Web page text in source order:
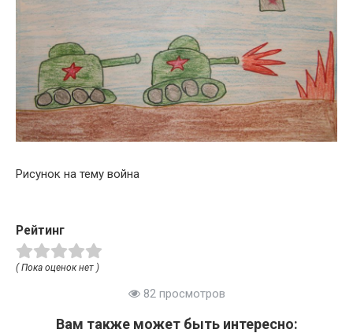
Рисунок на тему война
Рейтинг
( Пока оценок нет )
82 просмотров
Вам также может быть интересно: